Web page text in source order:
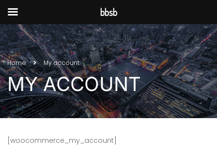
Home My account
MY ACCOUNT
[woocommerce_my_account]
bbsb